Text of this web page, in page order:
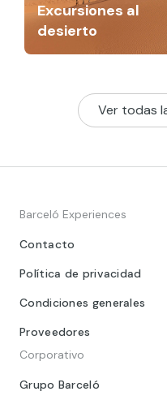
Excursiones al
desierto
Ver todas
Barceló Experiences
Contacto
Política de privacidad
Condiciones generales
Proveedores
Corporativo
Grupo Barceló